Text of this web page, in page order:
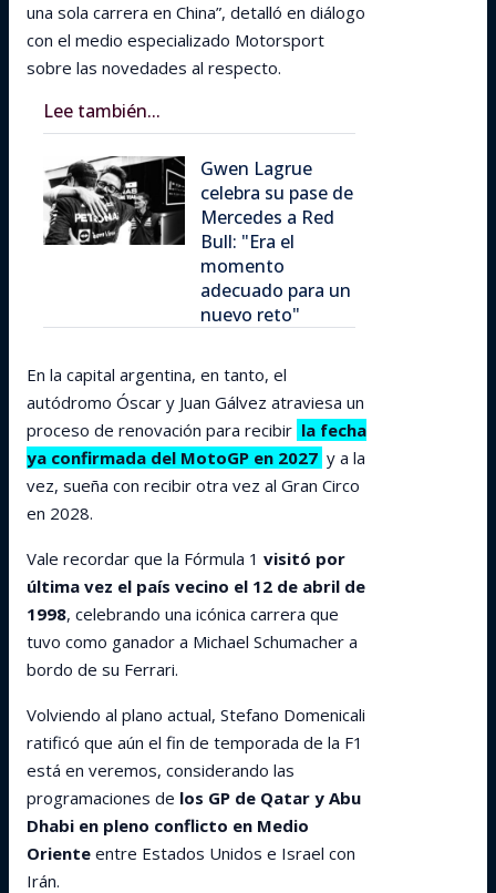
una sola carrera en China”, detalló en diálogo
con el medio especializado Motorsport
sobre las novedades al respecto.
Lee también...
Gwen Lagrue
celebra su pase de
Mercedes a Red
Bull: "Era el
momento
adecuado para un
nuevo reto"
En la capital argentina, en tanto, el
autódromo Óscar y Juan Gálvez atraviesa un
proceso de renovación para recibir la fecha
ya confirmada del MotoGP en 2027 y a la
vez, sueña con recibir otra vez al Gran Circo
en 2028.
Vale recordar que la Fórmula 1 visitó por
última vez el país vecino el 12 de abril de
1998, celebrando una icónica carrera que
tuvo como ganador a Michael Schumacher a
bordo de su Ferrari.
Volviendo al plano actual, Stefano Domenicali
ratificó que aún el fin de temporada de la F1
está en veremos, considerando las
programaciones de los GP de Qatar y Abu
Dhabi en pleno conflicto en Medio
Oriente entre Estados Unidos e Israel con
Irán.